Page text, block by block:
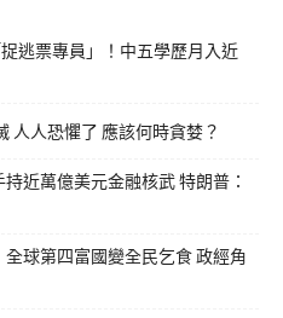
逃票專員」！中五學歷月入近
人人恐懼了 應該何時貪婪？
近萬億美元金融核武 特朗普：
球第四富國變全民乞食 政經角